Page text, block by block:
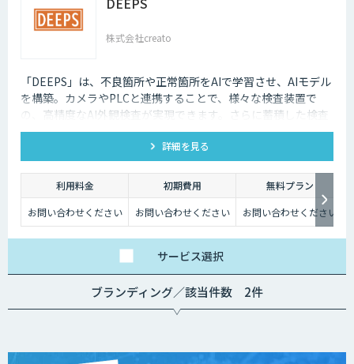
株式会社creato
「DEEPS」は、不良箇所や正常箇所をAIで学習させ、AIモデル
を構築。カメラやPLCと連携することで、様々な検査装置で
の、高精度なAI外観検査が実現できます。さらに蓄積した検査
データは傾向分析として活用ができるため、スマート工場化に
詳細を見る
利用料金 初期費用
無料プラン
お問い合わせください
お問い合わせください お問い合わせください
サービス選択
ブランディング／該当件数 2件